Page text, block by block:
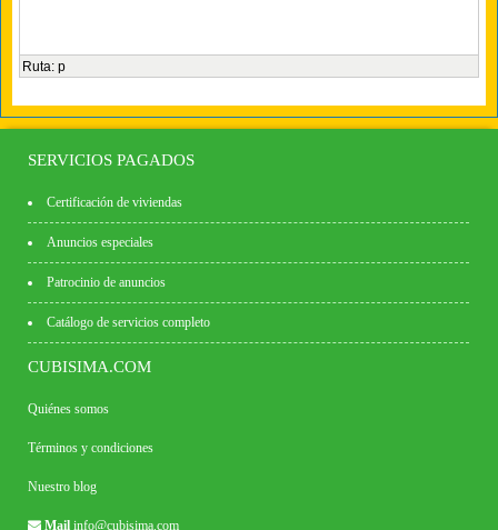
Ruta: p
SERVICIOS PAGADOS
Certificación de viviendas
Anuncios especiales
Patrocinio de anuncios
Catálogo de servicios completo
CUBISIMA.COM
Quiénes somos
Términos y condiciones
Nuestro blog
Mail info@cubisima.com